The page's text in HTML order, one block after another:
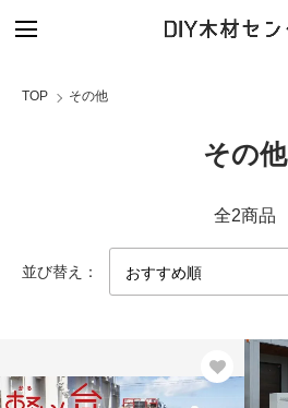
TOP その他
その他
全2商品
並び替え：